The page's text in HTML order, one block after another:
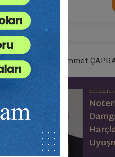
Av. Muhammet